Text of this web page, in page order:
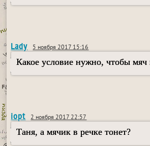
Lady 5 ноября 2017 15:16
Какое условие нужно, чтобы мяч
iopt 2 ноября 2017 22:57
Таня, а мячик в речке тонет?